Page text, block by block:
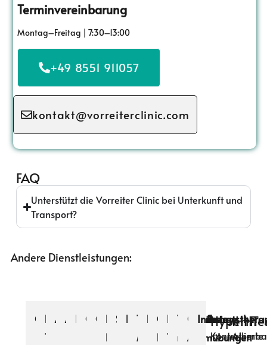
Terminvereinbarung
Montag–Freitag | 7:30–13:00
+49 8551 911057
kontakt@vorreiterclinic.com
FAQ
Unterstützt die Vorreiter Clinic bei Unterkunft und
Transport?
Andere Dienstleistungen:
Ozontherapie
PAPIMI-
Therapie
Akupunktur
Akupressur
Bioresonanztherapie
Chelattherapie
Chiropraktik
Kolon-
Hydrotherapie
Schröpftherapie
Fußreflexzonenmassage
Therapeutische
Massage
Neuraltherapie
Ganzheitliche
Detox-
Kinesio-
Taping
Therapie
mit
Geführte
Atemübungen
Kontrollierte
IHHT